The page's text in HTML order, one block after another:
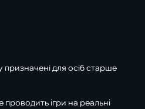
призначені для осіб старше
ігри на реальні